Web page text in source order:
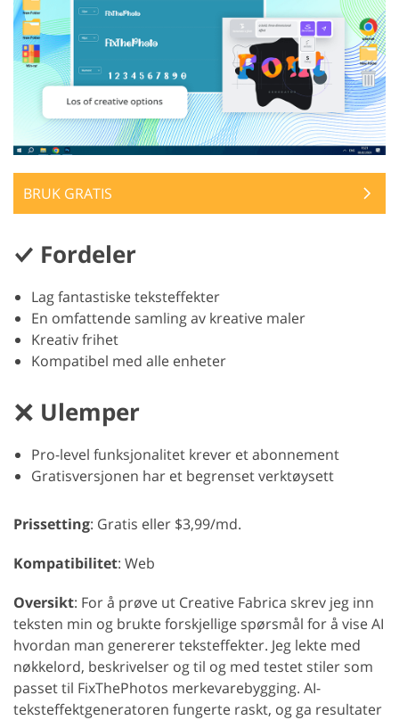
BRUK GRATIS
Fordeler
Lag fantastiske teksteffekter
En omfattende samling av kreative maler
Kreativ frihet
Kompatibel med alle enheter
Ulemper
Pro-level funksjonalitet krever et abonnement
Gratisversjonen har et begrenset verktøysett
Prissetting: Gratis eller $3,99/md.
Kompatibilitet: Web
Oversikt: For å prøve ut Creative Fabrica skrev jeg inn
teksten min og brukte forskjellige spørsmål for å vise AI
hvordan man genererer teksteffekter. Jeg lekte med
nøkkelord, beskrivelser og til og med testet stiler som
passet til FixThePhotos merkevarebygging. AI-
teksteffektgeneratoren fungerte raskt, og ga resultater